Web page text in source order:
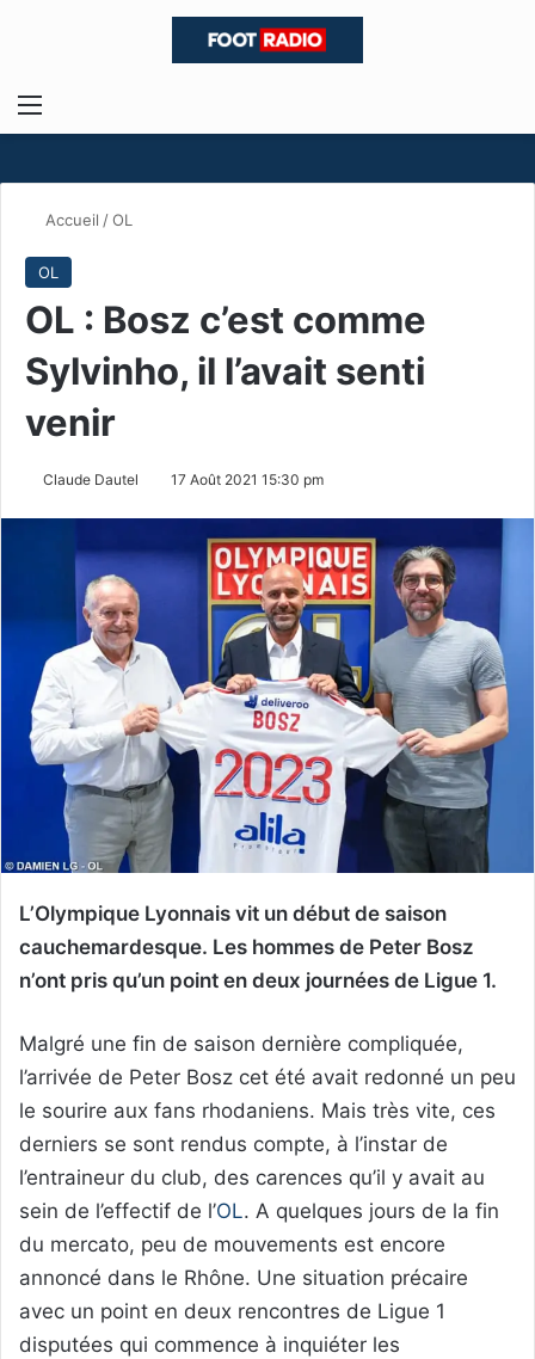
Menu
Accueil /OL
OL
OL : Bosz c’est comme
Sylvinho, il l’avait senti
venir
Claude Dautel 17 Août 2021 15:30 pm
L’Olympique Lyonnais vit un début de saison
cauchemardesque. Les hommes de Peter Bosz
n’ont pris qu’un point en deux journées de Ligue 1.
Malgré une fin de saison dernière compliquée,
l’arrivée de Peter Bosz cet été avait redonné un peu
le sourire aux fans rhodaniens. Mais très vite, ces
derniers se sont rendus compte, à l’instar de
l’entraineur du club, des carences qu’il y avait au
sein de l’effectif de l’OL. A quelques jours de la fin
du mercato, peu de mouvements est encore
annoncé dans le Rhône. Une situation précaire
avec un point en deux rencontres de Ligue 1
disputées qui commence à inquiéter les